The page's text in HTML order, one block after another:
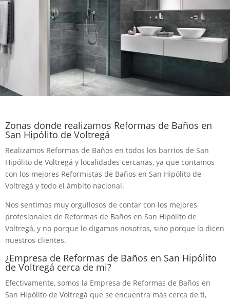
Zonas donde realizamos Reformas de Baños en
San Hipólito de Voltregá
Realizamos Reformas de Baños en todos los barrios de San
Hipólito de Voltregá y localidades cercanas, ya que contamos
con los mejores Reformistas de Baños en San Hipólito de
Voltregá y todo el ámbito nacional.
Nos sentimos muy orgullosos de contar con los mejores
profesionales de Reformas de Baños en San Hipólito de
Voltregá, y no porque lo digamos nosotros, sino porque lo dicen
nuestros clientes.
¿Empresa de Reformas de Baños en San Hipólito
de Voltregá cerca de mi?
Efectivamente, somos la Empresa de Reformas de Baños en
San Hipólito de Voltregá que se encuentra más cerca de ti,